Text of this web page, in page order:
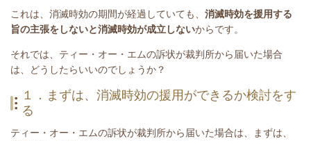
これは、消滅時効の期間が経過していても、 消滅時効を援用する
旨の主張をしないと消滅時効が成立しないからです。
それでは、ティー・オー・エムの訴状が裁判所から届いた場合
は、どうしたらいいのでしょうか？
１．まずは、消滅時効の援用ができるか検討をす
る
ティー・オー・エムの訴状が裁判所から届いた場合は、まずは、